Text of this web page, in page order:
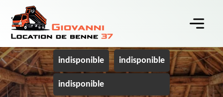
indisponible indisponible
indisponible